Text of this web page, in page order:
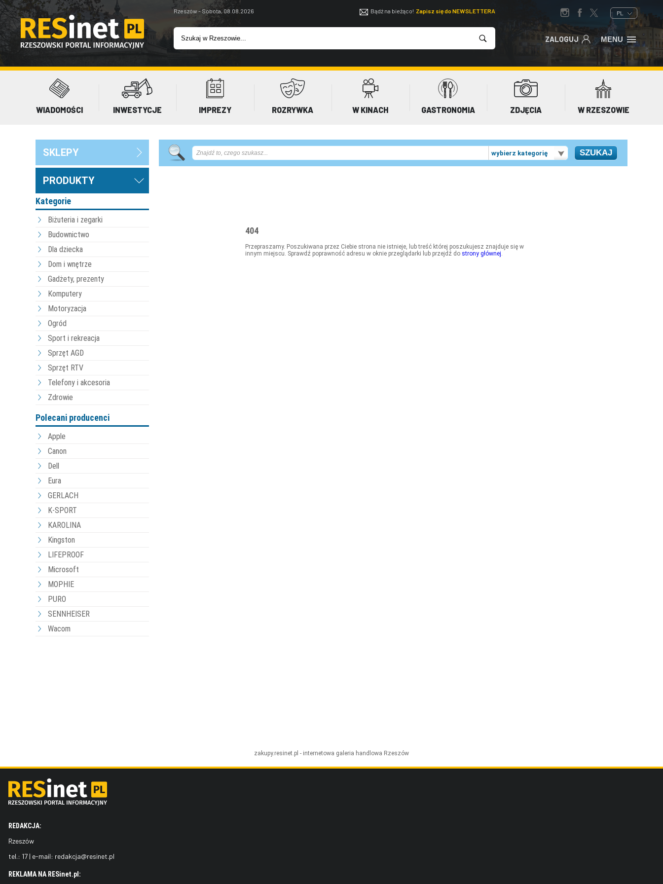
Rzeszów - Sobota, 08.08.2026 Bądź na bieżąco! Zapisz się do NEWSLETTERA PL
ZALOGUJ MENU
WIADOMOŚCI INWESTYCJE IMPREZY ROZRYWKA W KINACH GASTRONOMIA ZDJĘCIA W RZESZOWIE
SKLEPY
PRODUKTY
Kategorie
Biżuteria i zegarki
Budownictwo
Dla dziecka
Dom i wnętrze
Gadżety, prezenty
Komputery
Motoryzacja
Ogród
Sport i rekreacja
Sprzęt AGD
Sprzęt RTV
Telefony i akcesoria
Zdrowie
Polecani producenci
Apple
Canon
Dell
Eura
GERLACH
K-SPORT
KAROLINA
Kingston
LIFEPROOF
Microsoft
MOPHIE
PURO
SENNHEISER
Wacom
wybierz kategorię
404
Przepraszamy. Poszukiwana przez Ciebie strona nie istnieje, lub treść której poszukujesz znajduje się w
innym miejscu. Sprawdź poprawność adresu w oknie przeglądarki lub przejdź do strony głównej.
zakupy.resinet.pl - internetowa galeria handlowa Rzeszów
REDAKCJA:
Rzeszów
tel.: 17 | e-mail: redakcja@resinet.pl
REKLAMA NA RESinet.pl: